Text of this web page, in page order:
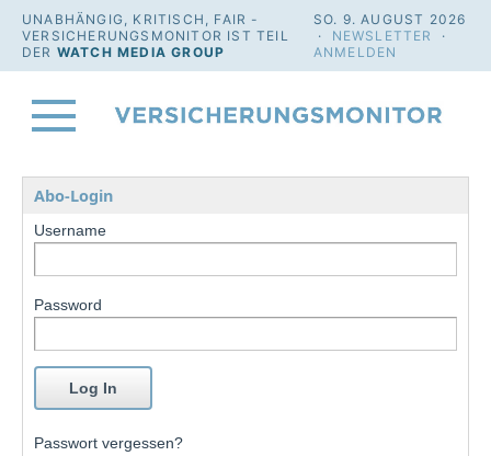
UNABHÄNGIG, KRITISCH, FAIR -
VERSICHERUNGSMONITOR IST TEIL
DER WATCH MEDIA GROUP
SO. 9. AUGUST 2026
· NEWSLETTER
·
ANMELDEN
Abo-Login
Username
Password
Passwort vergessen?